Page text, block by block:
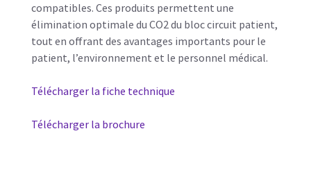
compatibles. Ces produits permettent une
élimination optimale du CO2 du bloc circuit patient,
tout en offrant des avantages importants pour le
patient, l’environnement et le personnel médical.
Télécharger la fiche technique
Télécharger la brochure